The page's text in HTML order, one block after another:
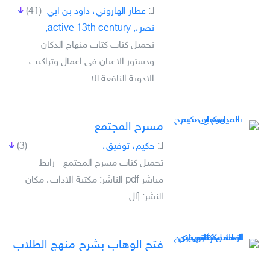
(41) لـِ: عطار الهاروني، داود بن ابي
نصر،, active 13th century,
تحميل كتاب كتاب منهاج الدكان
ودستور الاعيان في اعمال وتراكيب
الادوية النافعة للا
مسرح المجتمع
(3) لـِ: حكيم، توفيق،
تحميل كتاب مسرح المجتمع - رابط
مباشر pdf الناشر: مكتبة الاداب، مكان
النشر: [ال
فتح الوهاب بشرح منهج الطلاب